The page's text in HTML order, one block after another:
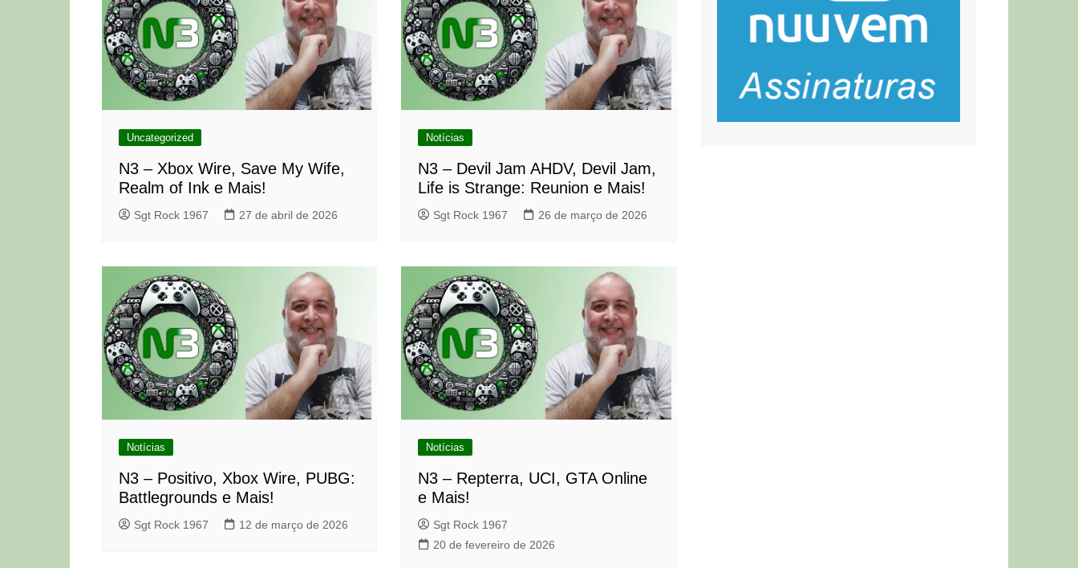
Uncategorized
N3 – Xbox Wire, Save My Wife,
Realm of Ink e Mais!
Sgt Rock 1967 27 de abril de 2026
Notícias
N3 – Devil Jam AHDV, Devil Jam,
Life is Strange: Reunion e Mais!
Sgt Rock 1967 26 de março de 2026
Notícias
N3 – Positivo, Xbox Wire, PUBG:
Battlegrounds e Mais!
Sgt Rock 1967 12 de março de 2026
Notícias
N3 – Repterra, UCI, GTA Online
e Mais!
Sgt Rock 1967
20 de fevereiro de 2026